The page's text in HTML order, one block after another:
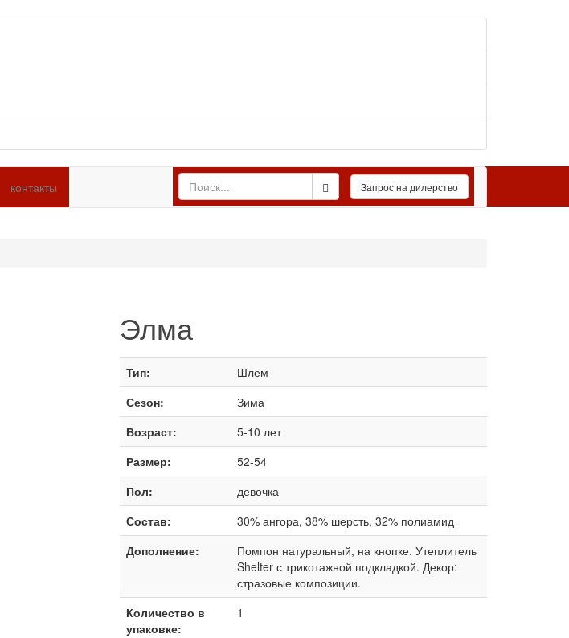
контакты
Элма
Тип:
Шлем
Сезон:
Зима
Возраст:
5-10 лет
Размер:
52-54
Пол:
девочка
Состав:
30% ангора, 38% шерсть, 32% полиамид
Дополнение:
Помпон натуральный, на кнопке. Утеплитель
Shelter с трикотажной подкладкой. Декор:
стразовые композиции.
Количество в
упаковке:
1